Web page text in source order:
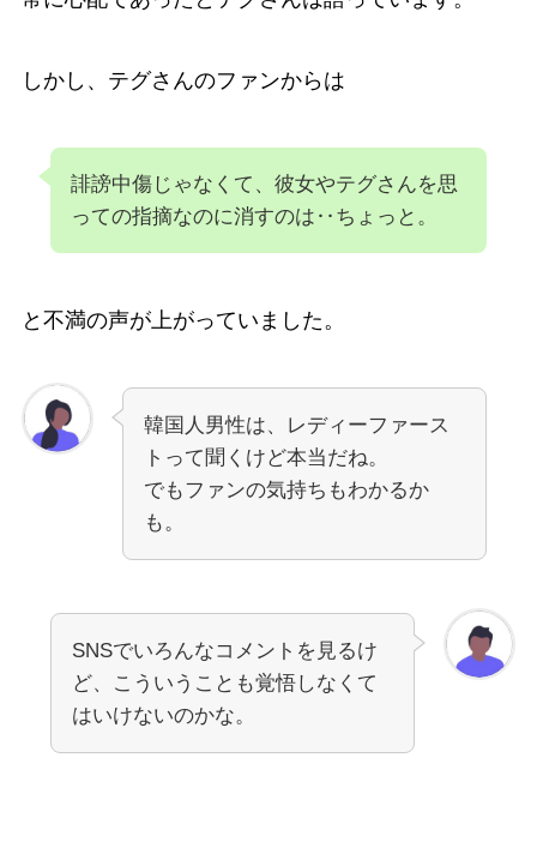
しかし、テグさんのファンからは
誹謗中傷じゃなくて、彼女やテグさんを思
っての指摘なのに消すのは‥ちょっと。
と不満の声が上がっていました。
韓国人男性は、レディーファース
トって聞くけど本当だね。
でもファンの気持ちもわかるか
も。
SNSでいろんなコメントを見るけ
ど、こういうことも覚悟しなくて
はいけないのかな。